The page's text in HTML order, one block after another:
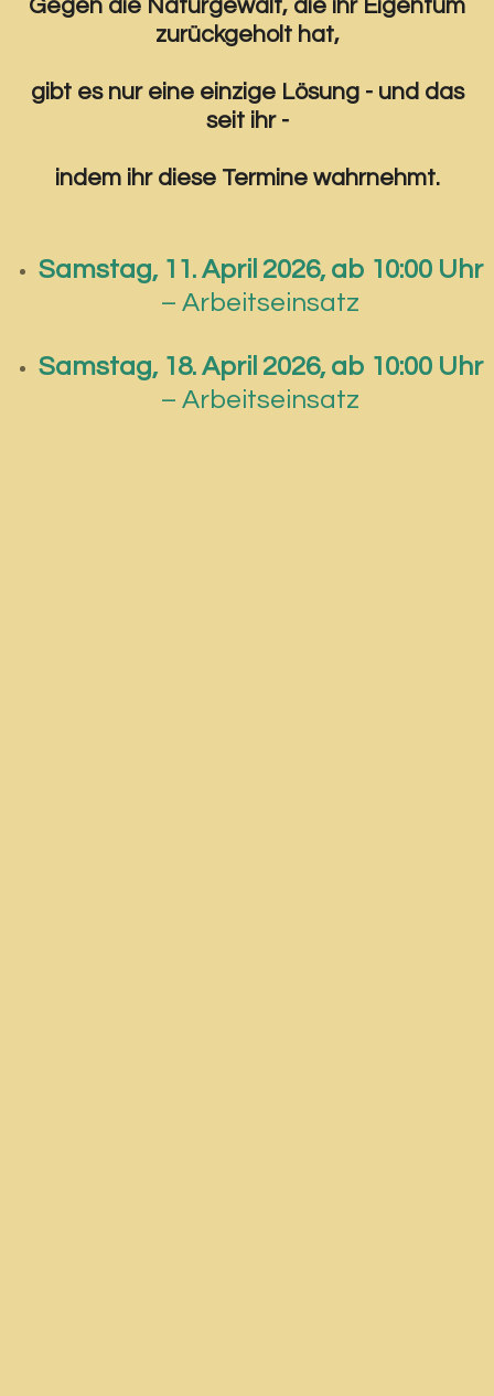
Gegen die Naturgewalt, die ihr Eigentum
zurückgeholt hat,
gibt es nur eine einzige Lösung - und das
seit ihr -
indem ihr diese Termine wahrnehmt.
Samstag, 11. April 2026, ab 10:00 Uhr
– Arbeitseinsatz
Samstag, 18. April 2026, ab 10:00 Uhr
– Arbeitseinsatz